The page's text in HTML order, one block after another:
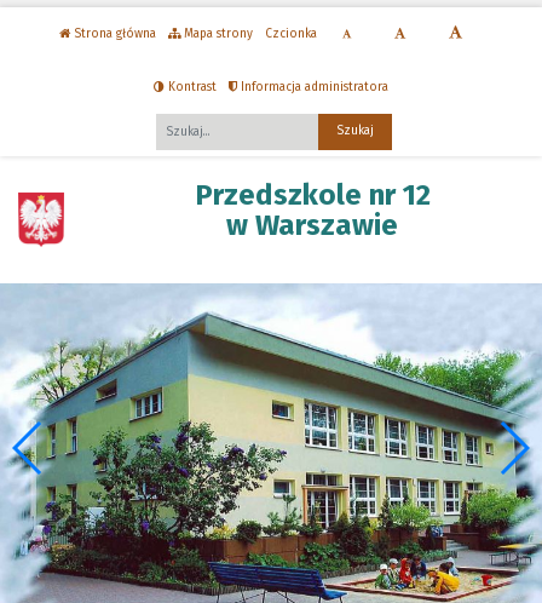
Strona główna Mapa strony Czcionka
Kontrast Informacja administratora
Przedszkole nr 12
w Warszawie